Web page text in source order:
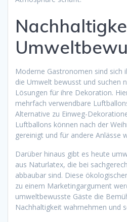
Moderne Gastronomen sind sich
die Umwelt bewusst und suchen
Lösungen für ihre Dekoration.
mehrfach verwendbare
Alternative zu Einweg-
Luftballons können nach der
gereinigt und für andere Anlässe
Darüber hinaus gibt es heute
aus Naturlatex, die bei
abbaubar sind. Diese
zu einem Marketingargument
umweltbewusste Gäste die
Nachhaltigkeit wahrnehmen und